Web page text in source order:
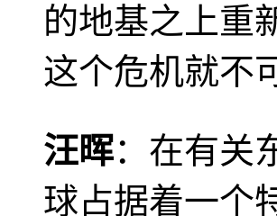
的地基之上重
这个危机就不
汪晖：在有关
球占据着一个